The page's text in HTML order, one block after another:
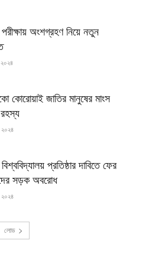
অংশগ্রহণ নিয়ে নতুন
২০২৪
কোরোয়াই জাতির মানুষের মাংস
রহস্য
২০২৪
প্রতিষ্ঠার দাবিতে ফের
সড়ক অবরোধ
২০২৪
লোড